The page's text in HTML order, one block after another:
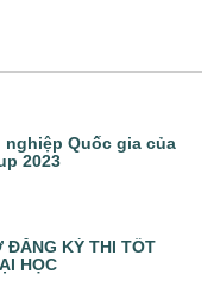
Quốc gia của
2023
HỌC